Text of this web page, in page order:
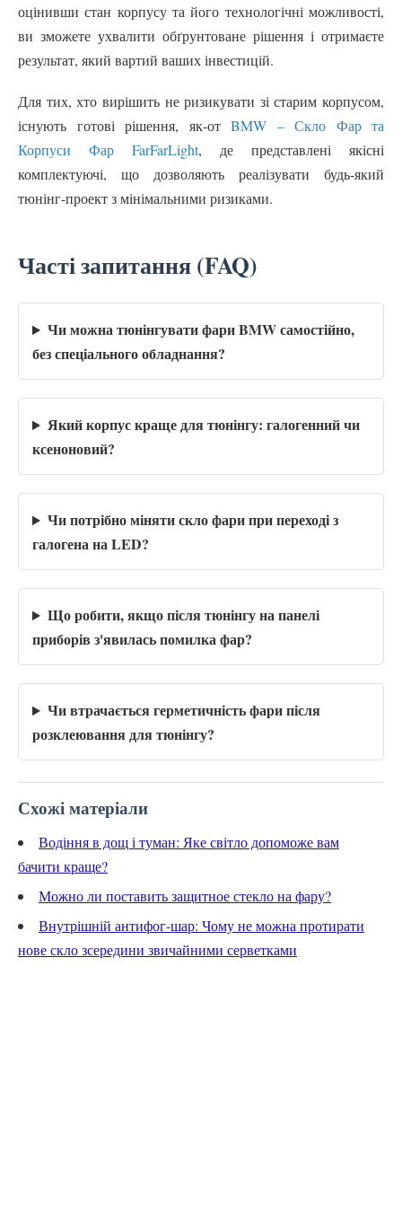
оцінивши стан корпусу та його технологічні можливості,
ви зможете ухвалити обґрунтоване рішення і отримаєте
результат, який вартий ваших інвестицій.
Для тих, хто вирішить не ризикувати зі старим корпусом,
існують готові рішення, як-от BMW – Скло Фар та
Корпуси Фар FarFarLight, де представлені якісні
комплектуючі, що дозволяють реалізувати будь-який
тюнінг-проект з мінімальними ризиками.
Часті запитання (FAQ)
Чи можна тюнінгувати фари BMW самостійно,
без спеціального обладнання?
Який корпус краще для тюнінгу: галогенний чи
ксеноновий?
Чи потрібно міняти скло фари при переході з
галогена на LED?
Що робити, якщо після тюнінгу на панелі
приборів з'явилась помилка фар?
Чи втрачається герметичність фари після
розклеювання для тюнінгу?
Схожі матеріали
Водіння в дощ і туман: Яке світло допоможе вам
бачити краще?
Можно ли поставить защитное стекло на фару?
Внутрішній антифог-шар: Чому не можна протирати
нове скло зсередини звичайними серветками